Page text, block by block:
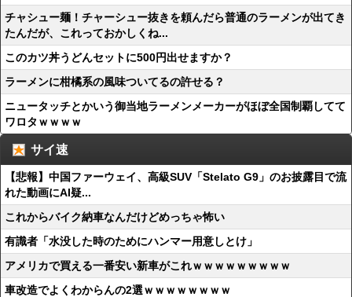
チャシュー麺！チャーシュー抜きを頼んだら普通のラーメンが出てき
たんだが、これっておかしくね...
このカツ丼うどんセットに500円出せますか？
ラーメンに柑橘系の風味ついてるの許せる？
ニュータッチとかいう御当地ラーメンメーカーがほぼ全国制覇してて
ワロタｗｗｗｗ
サイ速
【悲報】中国ファーウェイ、高級SUV「Stelato G9」のお披露目で流
れた動画にAI疑...
これからバイク納車なんだけどめっちゃ怖い
有識者「水没した時のためにハンマー用意しとけ」
アメリカで買える一番安い新車がこれｗｗｗｗｗｗｗｗｗ
車改造でよくわからんの2選ｗｗｗｗｗｗｗｗ